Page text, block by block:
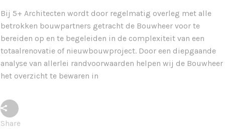
Bij 5+ Architecten wordt door regelmatig overleg met alle
betrokken bouwpartners getracht de Bouwheer voor te
bereiden op en te begeleiden in de complexiteit van een
totaalrenovatie of nieuwbouwproject. Door een diepgaande
analyse van allerlei randvoorwaarden helpen wij de Bouwheer
het overzicht te bewaren in
Share